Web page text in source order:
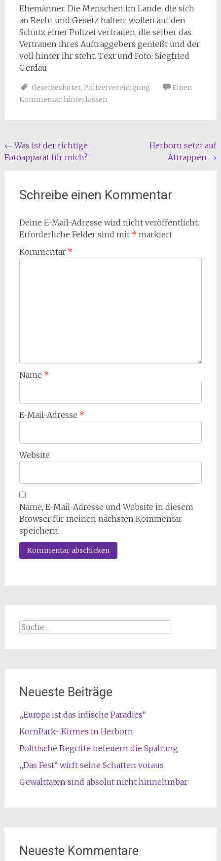
Ehemänner. Die Menschen im Lande, die sich
an Recht und Gesetz halten, wollen auf den
Schutz einer Polizei vertrauen, die selber das
Vertrauen ihres Auftraggebers genießt und der
voll hinter ihr steht. Text und Foto: Siegfried
Gerdau
Gesetzeshüter, Polizeivereidigung
Einen
Kommentar hinterlassen
Beitragsnavigation
← Was ist der richtige
Fotoapparat für mich?
Herborn setzt auf
Attrappen →
Schreibe einen Kommentar
Deine E-Mail-Adresse wird nicht veröffentlicht.
Erforderliche Felder sind mit * markiert
Kommentar *
Name *
E-Mail-Adresse *
Website
Name, E-Mail-Adresse und Website in diesem
Browser für meinen nächsten Kommentar
speichern.
Suche
nach:
Neueste Beiträge
„Europa ist das irdische Paradies“
KornPark- Kirmes in Herborn
Politische Begriffe befeuern die Spaltung
„Das Fest“ wirft seine Schatten voraus
Gewalttaten sind absolut nicht hinnehmbar
Neueste Kommentare